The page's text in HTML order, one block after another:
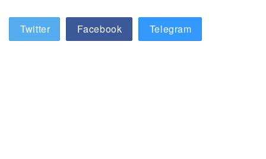
Twitter Facebook Telegram